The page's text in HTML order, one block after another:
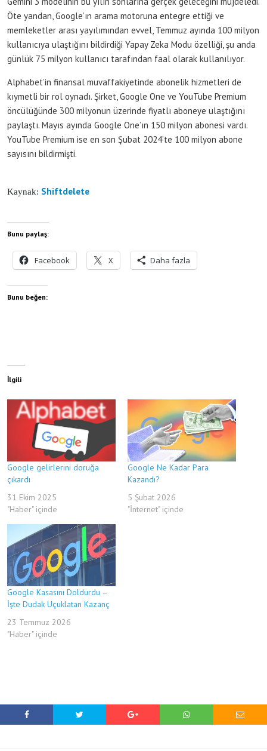
Öte yandan, Google’ın arama motoruna entegre ettiği ve
memleketler arası yayılımından evvel, Temmuz ayında 100 milyon
kullanıcıya ulaştığını bildirdiği Yapay Zeka Modu özelliği, şu anda
günlük 75 milyon kullanıcı tarafından faal olarak kullanılıyor.
Alphabet’in finansal muvaffakiyetinde abonelik hizmetleri de
kıymetli bir rol oynadı. Şirket, Google One ve YouTube Premium
öncülüğünde 300 milyonun üzerinde fiyatlı aboneye ulaştığını
paylaştı. Mayıs ayında Google One’ın 150 milyon abonesi vardı.
YouTube Premium ise en son Şubat 2024’te 100 milyon abone
sayısını bildirmişti.
Kaynak: Shiftdelete
Bunu paylaş:
Facebook X Daha fazla
Bunu beğen:
İlgili
Google gelirlerini doruğa
çıkardı
31 Ekim 2025
"Haber" içinde
Google Ne Kadar Para
Kazandı?
5 Şubat 2026
"İnternet" içinde
Google Kasasını Doldurdu –
İşte Dudak Uçuklatan Kazanç
23 Temmuz 2026
"Haber" içinde